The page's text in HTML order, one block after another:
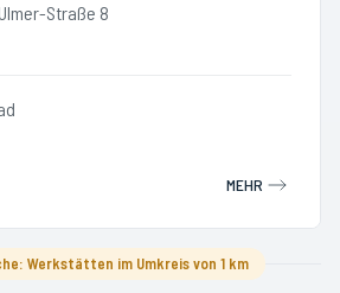
Straße 8
MEHR
Werkstätten im Umkreis von 1 km